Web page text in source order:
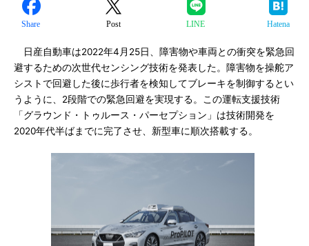
Share Post LINE Hatena
日産自動車は2022年4月25日、障害物や車両との衝突を緊急回
避するための次世代センシング技術を発表した。障害物を操舵ア
シストで回避した後に歩行者を検知してブレーキを制御するとい
うように、2段階での緊急回避を実現する。この運転支援技術
「グラウンド・トゥルース・パーセプション」は技術開発を
2020年代半ばまでに完了させ、新型車に順次搭載する。